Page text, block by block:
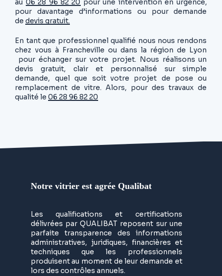
au 06 28 96 82 20 pour une intervention en urgence,
pour davantage d’informations ou pour demande
dedevis gratuit.
En tant que professionnel qualifié nous nous rendons
chez vous à Francheville ou dans la région de Lyon
pour échanger sur votre projet. Nous réalisons un
devis gratuit, clair et personnalisé sur simple
demande, quel que soit votre projet de pose ou
remplacement de vitre. Alors, pour des travaux de
qualité le06 28 96 82 20
Notre vitrier est agrée Qualibat
Les qualifications et certifications
délivrées par QUALIBAT reposent sur une
parfaite transparence des informations
administratives, juridiques, financières et
techniques que les professionnels
produisent au moment de leur demande et
lors des contrôles annuels.